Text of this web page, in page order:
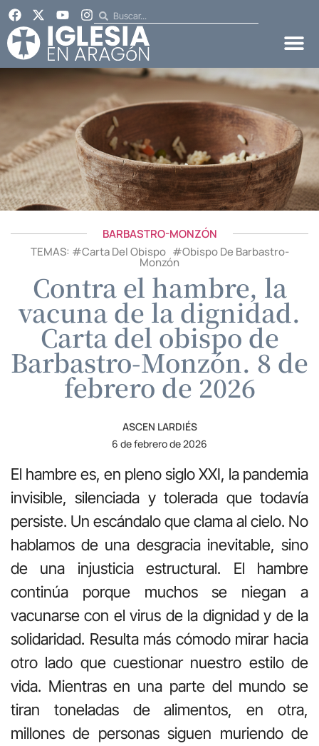
BARBASTRO-MONZÓN
TEMAS: #Carta Del Obispo#Obispo De Barbastro-
Monzón
Contra el hambre, la
vacuna de la dignidad.
Carta del obispo de
Barbastro-Monzón. 8 de
febrero de 2026
ASCEN LARDIÉS
6 de febrero de 2026
El hambre es, en pleno siglo XXI, la pandemia
invisible, silenciada y tolerada que todavía
persiste. Un escándalo que clama al cielo. No
hablamos de una desgracia inevitable, sino
de una injusticia estructural. El hambre
continúa porque muchos se niegan a
vacunarse con el virus de la dignidad y de la
solidaridad. Resulta más cómodo mirar hacia
otro lado que cuestionar nuestro estilo de
vida. Mientras en una parte del mundo se
tiran toneladas de alimentos, en otra,
millones de personas siguen muriendo de